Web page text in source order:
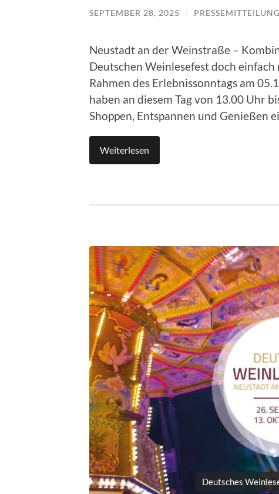
SEPTEMBER 28, 2025 / PRESSEMITTEILUNG
Neustadt an der Weinstraße –
Deutschen Weinlesefest doch
Rahmen des Erlebnissonntags am
haben an diesem Tag von 13.00 Uhr
Shoppen, Entspannen und Genießen
Weiterlesen
Deutsches